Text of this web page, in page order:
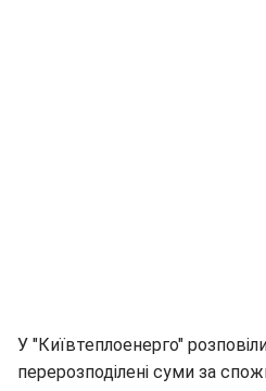
У "Київтеплоенерго"
перерозподілені суми за